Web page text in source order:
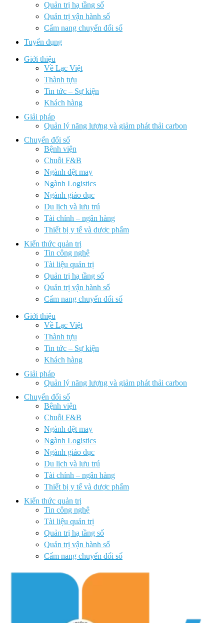
Quản trị hạ tầng số
Quản trị vận hành số
Cẩm nang chuyển đổi số
Tuyển dụng
Giới thiệu
Về Lạc Việt
Thành tựu
Tin tức – Sự kiện
Khách hàng
Giải pháp
Quản lý năng lượng và giảm phát thải carbon
Chuyển đổi số
Bệnh viện
Chuỗi F&B
Ngành dệt may
Ngành Logistics
Ngành giáo dục
Du lịch và lưu trú
Tài chính – ngân hàng
Thiết bị y tế và dược phẩm
Kiến thức quản trị
Tin công nghệ
Tài liệu quản trị
Quản trị hạ tầng số
Quản trị vận hành số
Cẩm nang chuyển đổi số
Giới thiệu
Về Lạc Việt
Thành tựu
Tin tức – Sự kiện
Khách hàng
Giải pháp
Quản lý năng lượng và giảm phát thải carbon
Chuyển đổi số
Bệnh viện
Chuỗi F&B
Ngành dệt may
Ngành Logistics
Ngành giáo dục
Du lịch và lưu trú
Tài chính – ngân hàng
Thiết bị y tế và dược phẩm
Kiến thức quản trị
Tin công nghệ
Tài liệu quản trị
Quản trị hạ tầng số
Quản trị vận hành số
Cẩm nang chuyển đổi số